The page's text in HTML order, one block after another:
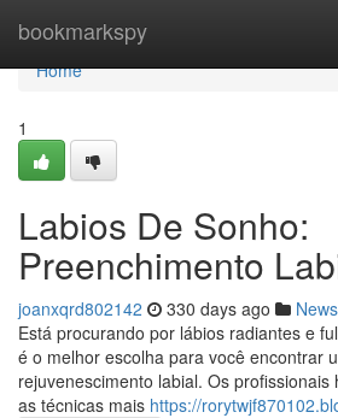
bookmarkspy
Home
Home
1
Labios De Sonho:
Preenchimento
joanxqrd802142 330 days ago News
Está procurando por lábios radiantes e
é o melhor escolha para você encontrar
rejuvenescimento labial. Os profissionais
as técnicas mais https://